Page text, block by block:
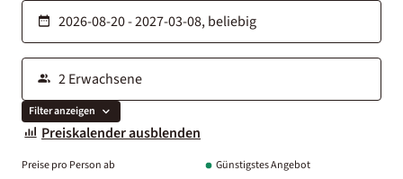
Filter anzeigen
Preiskalender ausblenden
Preise pro Person ab Günstigstes Angebot